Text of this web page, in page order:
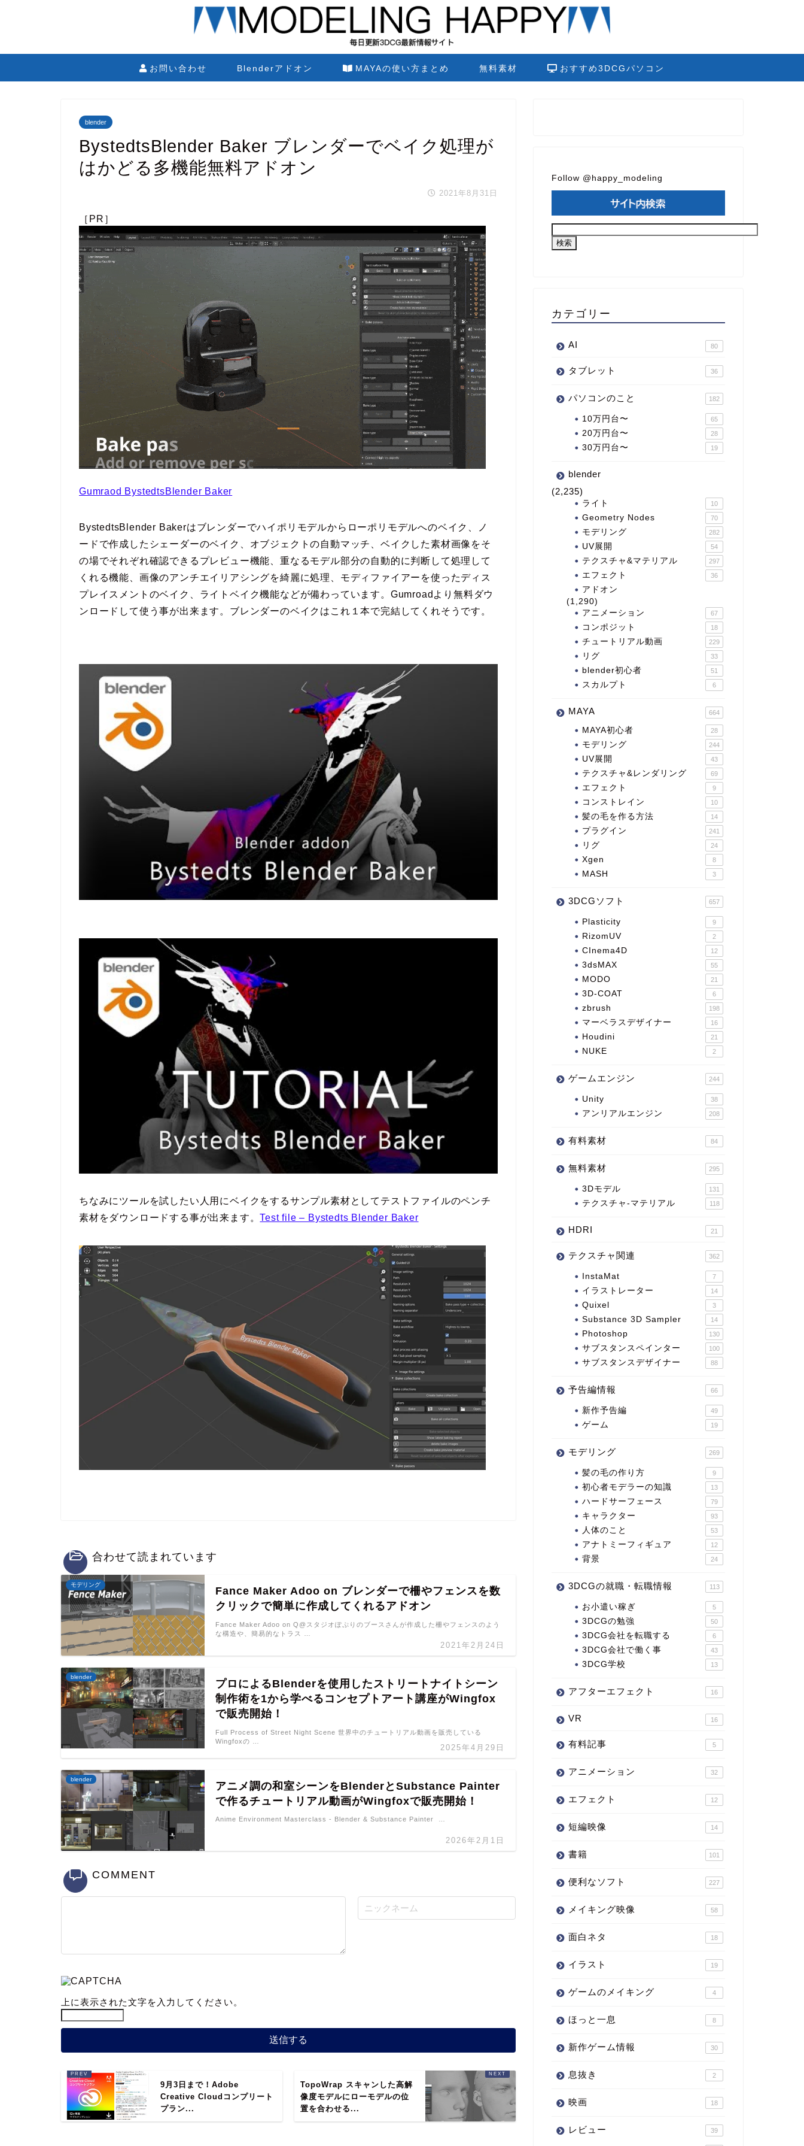
お問い合わせ Blenderアドオン MAYAの使い方まとめ 無料素材 おすすめ3DCGパソコン
blender
BystedtsBlender Baker ブレンダーでベイク処理が
はかどる多機能無料アドオン
2021年8月31日
［PR］
Gumraod BystedtsBlender Baker
BystedtsBlender Bakerはブレンダーでハイポリモデルからローポリモデルへのベイク、ノ
ードで作成したシェーダーのベイク、オブジェクトの自動マッチ、ベイクした素材画像をそ
の場でそれぞれ確認できるプレビュー機能、重なるモデル部分の自動的に判断して処理して
くれる機能、画像のアンチエイリアシングを綺麗に処理、モディファイアーを使ったディス
プレイスメントのベイク、ライトベイク機能などが備わっています。Gumroadより無料ダウ
ンロードして使う事が出来ます。ブレンダーのベイクはこれ１本で完結してくれそうです。
ちなみにツールを試したい人用にベイクをするサンプル素材としてテストファイルのペンチ
素材をダウンロードする事が出来ます。Test file – Bystedts Blender Baker
合わせて読まれています
モデリング
Fance Maker Adoo on ブレンダーで柵やフェンスを数
クリックで簡単に作成してくれるアドオン
2021年2月24日
Fance Maker Adoo on Q@スタジオぽぷりのブースさんが作成した柵やフェンスのよう
な構造や、簡易的なトラス …
blender
プロによるBlenderを使用したストリートナイトシーン
制作術を1から学べるコンセプトアート講座がWingfox
で販売開始！
2025年4月29日
Full Process of Street Night Scene 世界中のチュートリアル動画を販売している
Wingfoxの …
blender
アニメ調の和室シーンをBlenderとSubstance Painter
で作るチュートリアル動画がWingfoxで販売開始！
2026年2月1日
Anime Environment Masterclass - Blender & Substance Painter …
COMMENT
上に表示された文字を入力してください。
9月3日まで！Adobe
Creative Cloudコンプリート
プラン...
TopoWrap スキャンした高解
像度モデルにローモデルの位
置を合わせる...
Follow @happy_modeling
カテゴリー
AI 80
タブレット 36
パソコンのこと 182
10万円台〜 65
20万円台〜 28
30万円台〜 19
blender
(2,235)
ライト 10
Geometry Nodes 70
モデリング 282
UV展開 54
テクスチャ&マテリアル 297
エフェクト 36
アドオン
(1,290)
アニメーション
67
コンポジット 18
チュートリアル動画 229
リグ 33
blender初心者 51
スカルプト 6
MAYA 664
MAYA初心者 28
モデリング 244
UV展開 43
テクスチャ&レンダリング 69
エフェクト 9
コンストレイン 10
髪の毛を作る方法 14
プラグイン 241
リグ 24
Xgen 8
MASH 3
3DCGソフト 657
Plasticity 9
RizomUV 2
CInema4D 12
3dsMAX 55
MODO 21
3D-COAT 6
zbrush 198
マーベラスデザイナー 16
Houdini 21
NUKE 2
ゲームエンジン 244
Unity 38
アンリアルエンジン 208
有料素材 84
無料素材 295
3Dモデル 131
テクスチャ-マテリアル 118
HDRI 21
テクスチャ関連 362
InstaMat 7
イラストレーター 14
Quixel 3
Substance 3D Sampler 14
Photoshop 130
サブスタンスペインター 100
サブスタンスデザイナー 88
予告編情報 66
新作予告編 49
ゲーム 19
モデリング 269
髪の毛の作り方 9
初心者モデラーの知識 13
ハードサーフェース 79
キャラクター 93
人体のこと 53
アナトミーフィギュア 12
背景 24
3DCGの就職・転職情報 113
お小遣い稼ぎ 5
3DCGの勉強 50
3DCG会社を転職する 6
3DCG会社で働く事 43
3DCG学校 13
アフターエフェクト 16
VR 16
有料記事 5
アニメーション 32
エフェクト 12
短編映像 14
書籍 101
便利なソフト 227
メイキング映像 58
面白ネタ 18
イラスト 19
ゲームのメイキング 4
ほっと一息 8
新作ゲーム情報 30
息抜き 2
映画 18
レビュー 39